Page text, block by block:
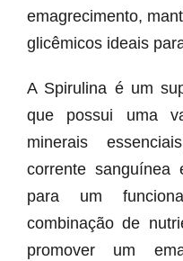
emagrecimento,
glicêmicos ideais
A Spirulina é um
que possui uma
minerais
corrente sanguínea
para um
combinação de
promover um